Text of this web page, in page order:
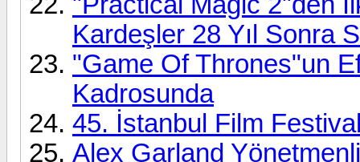
Kardeşler 28 Yıl Sonra
"Game Of Thrones"un
Kadrosunda
45. İstanbul Film
Alex Garland